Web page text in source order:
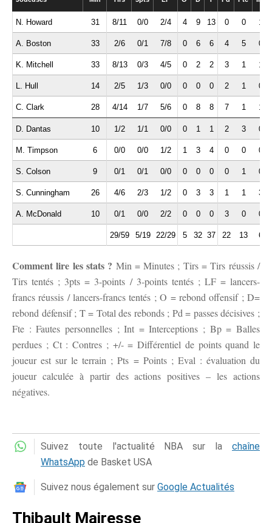
N. Howard 31 8/11 0/0 2/4 4 9 13 0 0 1
A. Boston 33 2/6 0/1 7/8 0 6 6 4 5 0
K. Mitchell 33 8/13 0/3 4/5 0 2 2 3 1 1
L. Hull 14 2/5 1/3 0/0 0 0 0 2 1 0
C. Clark 28 4/14 1/7 5/6 0 8 8 7 1 1
D. Dantas 10 1/2 1/1 0/0 0 1 1 2 3 0
M. Timpson 6 0/0 0/0 1/2 1 3 4 0 0 0
S. Colson 9 0/1 0/1 0/0 0 0 0 0 1 0
S. Cunningham 26 4/6 2/3 1/2 0 3 3 1 1 3
A. McDonald 10 0/1 0/0 2/2 0 0 0 3 0 0
29/59 5/19 22/29 5 32 37 22 13 6
Comment lire les stats ? Min = Minutes ; Tirs = Tirs réussis /
Tirs tentés ; 3pts = 3-points / 3-points tentés ; LF = lancers-
francs réussis / lancers-francs tentés ; O = rebond offensif ; D=
rebond défensif ; T = Total des rebonds ; Pd = passes décisives ;
Fte : Fautes personnelles ; Int = Interceptions ; Bp = Balles
perdues ; Ct : Contres ; +/- = Différentiel de points quand le
joueur est sur le terrain ; Pts = Points ; Eval : évaluation du
joueur calculée à partir des actions positives – les actions
négatives.
Suivez toute l'actualité NBA sur la chaîne
WhatsApp de Basket USA
Suivez nous également sur Google Actualités
Thibault Mairesse